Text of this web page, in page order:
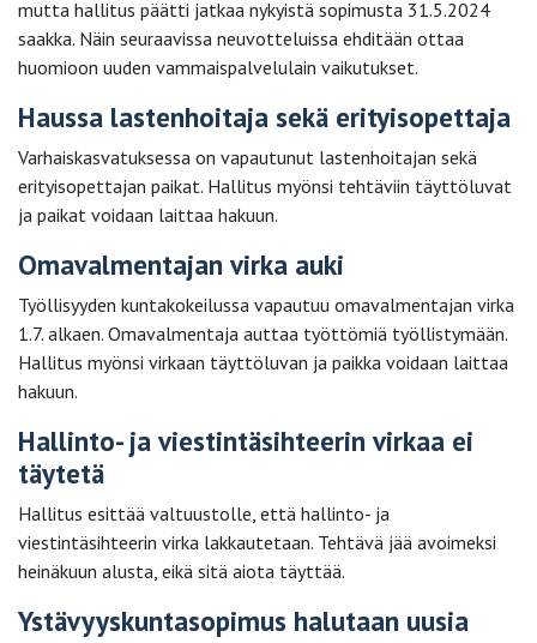
mutta hallitus päätti jatkaa nykyistä sopimusta 31.5.2024
saakka. Näin seuraavissa neuvotteluissa ehditään ottaa
huomioon uuden vammaispalvelulain vaikutukset.
Haussa lastenhoitaja sekä erityisopettaja
Varhaiskasvatuksessa on vapautunut lastenhoitajan sekä
erityisopettajan paikat. Hallitus myönsi tehtäviin täyttöluvat
ja paikat voidaan laittaa hakuun.
Omavalmentajan virka auki
Työllisyyden kuntakokeilussa vapautuu omavalmentajan virka
1.7. alkaen. Omavalmentaja auttaa työttömiä työllistymään.
Hallitus myönsi virkaan täyttöluvan ja paikka voidaan laittaa
hakuun.
Hallinto- ja viestintäsihteerin virkaa ei
täytetä
Hallitus esittää valtuustolle, että hallinto- ja
viestintäsihteerin virka lakkautetaan. Tehtävä jää avoimeksi
heinäkuun alusta, eikä sitä aiota täyttää.
Ystävyyskuntasopimus halutaan uusia